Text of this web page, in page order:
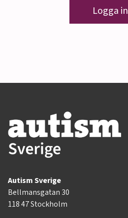
Logga in
Autism Sverige
Bellmansgatan 30
118 47 Stockholm